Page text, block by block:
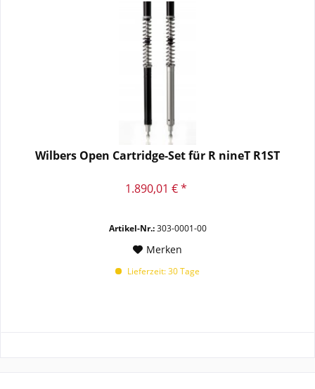
Wilbers Open Cartridge-Set für R nineT R1ST
1.890,01 € *
Artikel-Nr.:303-0001-00
Merken
Lieferzeit: 30 Tage